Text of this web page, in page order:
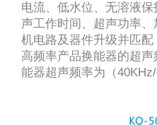
电流、低水位、无溶液
声工作时间、超声功率
机电路及器件升级并匹
高频率产品换能器的超
能器超声频率为（40KHz/